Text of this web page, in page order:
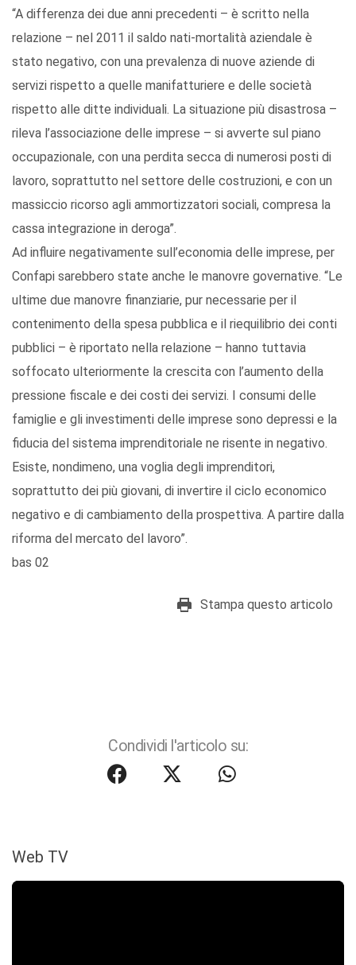
“A differenza dei due anni precedenti – è scritto nella
relazione – nel 2011 il saldo nati-mortalità aziendale è
stato negativo, con una prevalenza di nuove aziende di
servizi rispetto a quelle manifatturiere e delle società
rispetto alle ditte individuali. La situazione più disastrosa –
rileva l’associazione delle imprese – si avverte sul piano
occupazionale, con una perdita secca di numerosi posti di
lavoro, soprattutto nel settore delle costruzioni, e con un
massiccio ricorso agli ammortizzatori sociali, compresa la
cassa integrazione in deroga”.
Ad influire negativamente sull’economia delle imprese, per
Confapi sarebbero state anche le manovre governative. “Le
ultime due manovre finanziarie, pur necessarie per il
contenimento della spesa pubblica e il riequilibrio dei conti
pubblici – è riportato nella relazione – hanno tuttavia
soffocato ulteriormente la crescita con l’aumento della
pressione fiscale e dei costi dei servizi. I consumi delle
famiglie e gli investimenti delle imprese sono depressi e la
fiducia del sistema imprenditoriale ne risente in negativo.
Esiste, nondimeno, una voglia degli imprenditori,
soprattutto dei più giovani, di invertire il ciclo economico
negativo e di cambiamento della prospettiva. A partire dalla
riforma del mercato del lavoro”.
bas 02
Stampa questo articolo
Condividi l'articolo su:
Web TV